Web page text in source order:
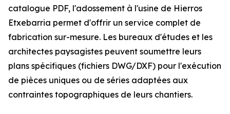
catalogue PDF, l'adossement à l'usine de Hierros
Etxebarria permet d'offrir un service complet de
fabrication sur-mesure. Les bureaux d'études et les
architectes paysagistes peuvent soumettre leurs
plans spécifiques (fichiers DWG/DXF) pour l'exécution
de pièces uniques ou de séries adaptées aux
contraintes topographiques de leurs chantiers.